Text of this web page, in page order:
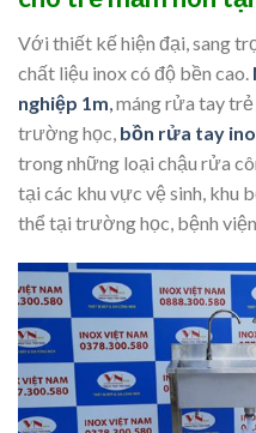
Với thiết kế hiện đại, sang
chất liệu inox có độ bền cao.
nghiệp 1m,máng rửa tay
trường học, bồn rửa tay
trong những loại chậu rửa
tại các khu vực vệ sinh, khu
thể tại trường học, bệnh